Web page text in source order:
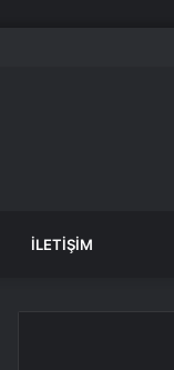
İLETIŞIM